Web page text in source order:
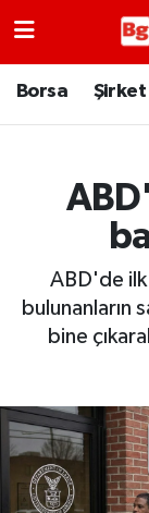
Borsa
ABD'de ilk
bulunanların
bine
Borsa
Emtia
Galeri
Gündem
Şirket
Borsa